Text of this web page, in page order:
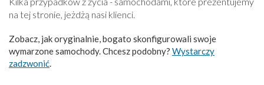
na tej stronie, jeżdżą nasi klienci.
Zobacz, jak oryginalnie, bogato skonfigurowali swoje
wymarzone samochody. Chcesz podobny? Wystarczy
zadzwonić.